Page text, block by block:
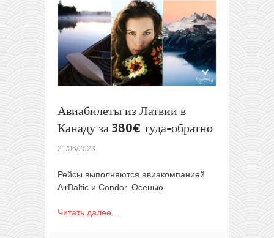
Литвы
в
Норвегию
всего
от
9,99€
и
от
туда-
(WDC)
Авиабилеты из Латвии в
Канаду за 380€ туда-обратно
21/06/2023
Рейсы выполняются авиакомпанией
AirBaltic и Condor. Осенью.
Читать далее…